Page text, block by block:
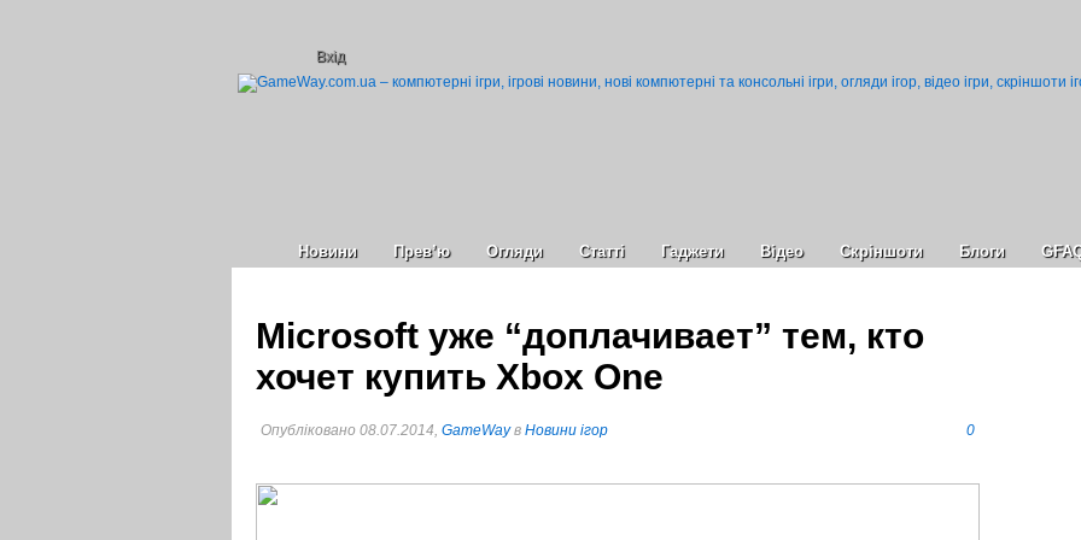
Вхід
Новини Прев’ю Огляди Статті Гаджети Відео Cкріншоти Блоги
Microsoft уже “доплачивает” тем, кто
хочет купить Xbox One
Опубліковано 08.07.2014, GameWayв Новини ігор 0